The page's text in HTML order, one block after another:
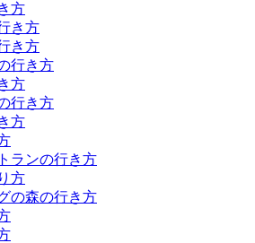
方
き方
き方
行き方
方
行き方
方
ランの行き方
方
の森の行き方